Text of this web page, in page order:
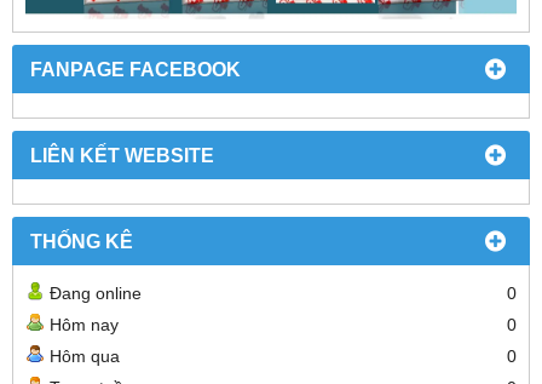
FANPAGE FACEBOOK
LIÊN KẾT WEBSITE
THỐNG KÊ
Đang online
0
Hôm nay
0
Hôm qua
0